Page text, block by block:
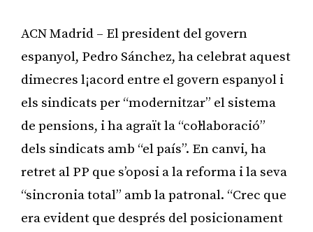
ACN Madrid – El president del govern
espanyol, Pedro Sánchez, ha celebrat aquest
dimecres l¡acord entre el govern espanyol i
els sindicats per “modernitzar” el sistema
de pensions, i ha agraït la “col·laboració”
dels sindicats amb “el país”. En canvi, ha
retret al PP que s’oposi a la reforma i la seva
“sincronia total” amb la patronal. “Crec que
era evident que després del posicionament